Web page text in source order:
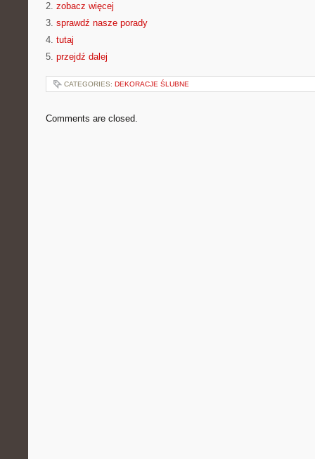
2. zobacz więcej
3. sprawdź nasze porady
4. tutaj
5. przejdź dalej
CATEGORIES: DEKORACJE ŚLUBNE
Comments are closed.